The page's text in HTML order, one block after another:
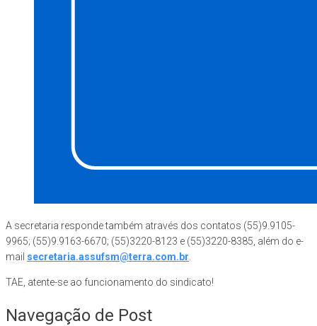
A secretaria responde também através dos contatos (55)9.9105-
9965; (55)9.9163-6670; (55)3220-8123 e (55)3220-8385, além do e-
mail secretaria.assufsm@terra.com.br.
TAE, atente-se ao funcionamento do sindicato!
Navegação de Post